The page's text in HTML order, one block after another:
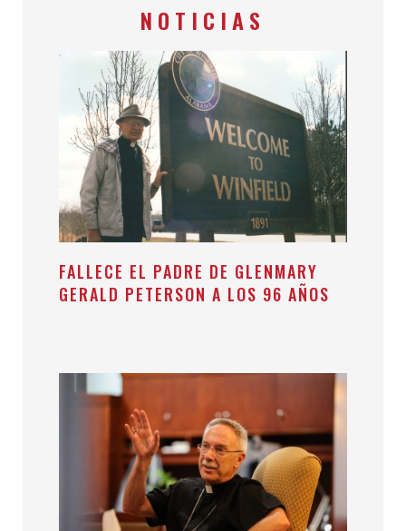
NOTICIAS
FALLECE EL PADRE DE GLENMARY
GERALD PETERSON A LOS 96 AÑOS